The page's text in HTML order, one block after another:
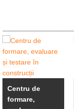
Centru de
formare,